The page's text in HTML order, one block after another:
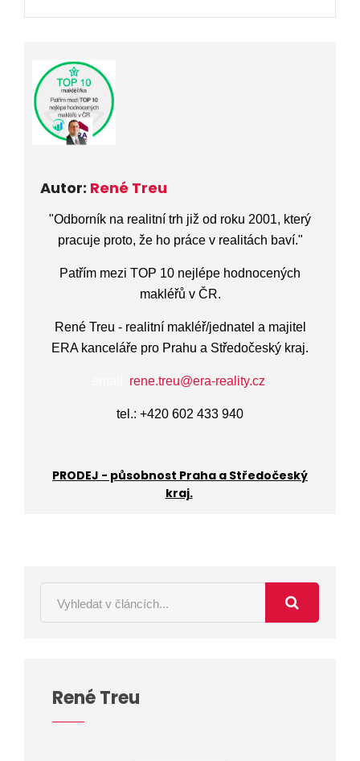
Autor: René Treu
"Odborník na realitní trh již od roku 2001, který
pracuje proto, že ho práce v realitách baví."
Patřím mezi TOP 10 nejlépe hodnocených
makléřů v ČR.
René Treu - realitní makléř/jednatel a majitel
ERA kanceláře pro Prahu a Středočeský kraj.
rene.treu@era-reality.cz
tel.: +420 602 433 940
PRODEJ - působnost Praha a Středočeský
kraj.
René Treu